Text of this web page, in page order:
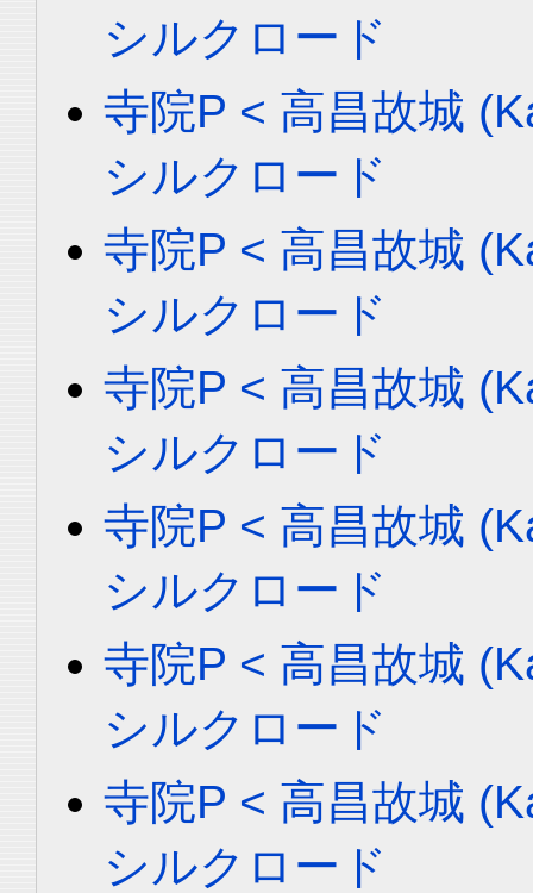
シルクロード
寺院P < 高昌故城
シルクロード
寺院P < 高昌故城
シルクロード
寺院P < 高昌故城
シルクロード
寺院P < 高昌故城
シルクロード
寺院P < 高昌故城
シルクロード
寺院P < 高昌故城
シルクロード